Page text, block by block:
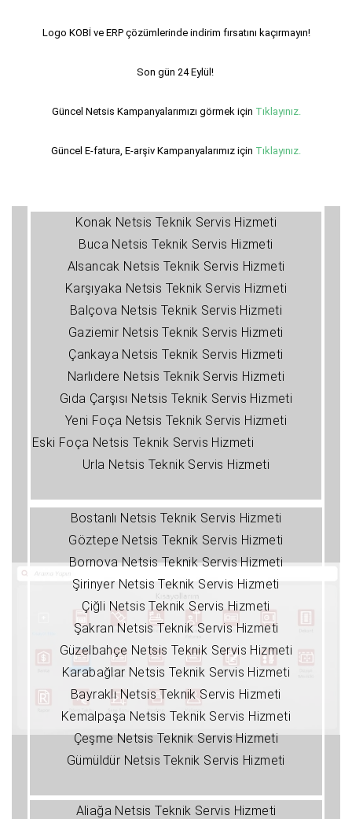
Logo KOBİ ve ERP çözümlerinde indirim fırsatını kaçırmayın!
Son gün 24 Eylül!
Güncel Netsis Kampanyalarımızı görmek için Tıklayınız.
Güncel E-fatura, E-arşiv Kampanyalarımız için Tıklayınız.
Aliağa Netsis Teknik Servis Hizmeti
Bostanlı Netsis Teknik Servis Hizmeti
Göztepe Netsis Teknik Servis Hizmeti
Bornova Netsis Teknik Servis Hizmeti
Şirinyer Netsis Teknik Servis Hizmeti
Çiğli Netsis Teknik Servis Hizmeti
Şakran Netsis Teknik Servis Hizmeti
Güzelbahçe Netsis Teknik Servis Hizmeti
Karabağlar Netsis Teknik Servis Hizmeti
Bayraklı Netsis Teknik Servis Hizmeti
Kemalpaşa Netsis Teknik Servis Hizmeti
Çeşme Netsis Teknik Servis Hizmeti
Gümüldür Netsis Teknik Servis Hizmeti
Konak Netsis Teknik Servis Hizmeti
Buca Netsis Teknik Servis Hizmeti
Alsancak Netsis Teknik Servis Hizmeti
Karşıyaka Netsis Teknik Servis Hizmeti
Balçova Netsis Teknik Servis Hizmeti
Gaziemir Netsis Teknik Servis Hizmeti
Çankaya Netsis Teknik Servis Hizmeti
Narlıdere Netsis Teknik Servis Hizmeti
Gıda Çarşısı Netsis Teknik Servis Hizmeti
Yeni Foça Netsis Teknik Servis Hizmeti
Eski Foça Netsis Teknik Servis Hizmeti
Urla Netsis Teknik Servis Hizmeti